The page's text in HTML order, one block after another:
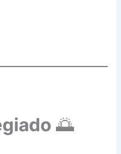
🌅